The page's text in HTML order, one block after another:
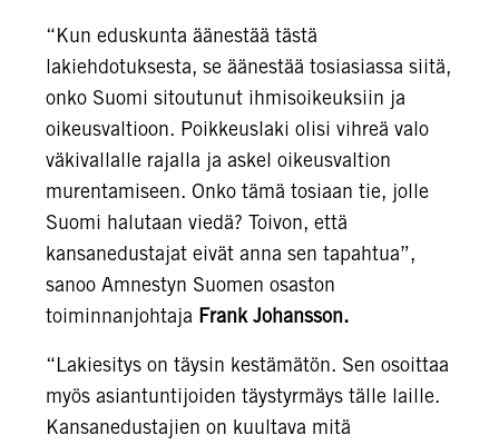
“Kun eduskunta äänestää tästä
lakiehdotuksesta, se äänestää tosiasiassa siitä,
onko Suomi sitoutunut ihmisoikeuksiin ja
oikeusvaltioon. Poikkeuslaki olisi vihreä valo
väkivallalle rajalla ja askel oikeusvaltion
murentamiseen. Onko tämä tosiaan tie, jolle
Suomi halutaan viedä? Toivon, että
kansanedustajat eivät anna sen tapahtua”,
sanoo Amnestyn Suomen osaston
toiminnanjohtaja Frank Johansson.
“Lakiesitys on täysin kestämätön. Sen osoittaa
myös asiantuntijoiden täystyrmäys tälle laille.
Kansanedustajien on kuultava mitä